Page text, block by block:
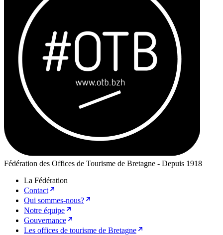
Fédération des Offices de Tourisme de Bretagne - Depuis 1918
La Fédération
Contact
Qui sommes-nous?
Notre équipe
Gouvernance
Les offices de tourisme de Bretagne